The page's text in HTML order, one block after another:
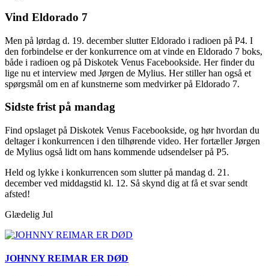
Vind Eldorado 7
Men på lørdag d. 19. december slutter Eldorado i radioen på P4. I
den forbindelse er der konkurrence om at vinde en Eldorado 7 boks,
både i radioen og på Diskotek Venus Facebookside. Her finder du
lige nu et interview med Jørgen de Mylius. Her stiller han også et
spørgsmål om en af kunstnerne som medvirker på Eldorado 7.
Sidste frist på mandag
Find opslaget på Diskotek Venus Facebookside, og hør hvordan du
deltager i konkurrencen i den tilhørende video. Her fortæller Jørgen
de Mylius også lidt om hans kommende udsendelser på P5.
Held og lykke i konkurrencen som slutter på mandag d. 21.
december ved middagstid kl. 12. Så skynd dig at få et svar sendt
afsted!
Glædelig Jul
JOHNNY REIMAR ER DØD